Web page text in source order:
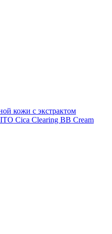
кожи с экстрактом
Cica Clearing BB Cream